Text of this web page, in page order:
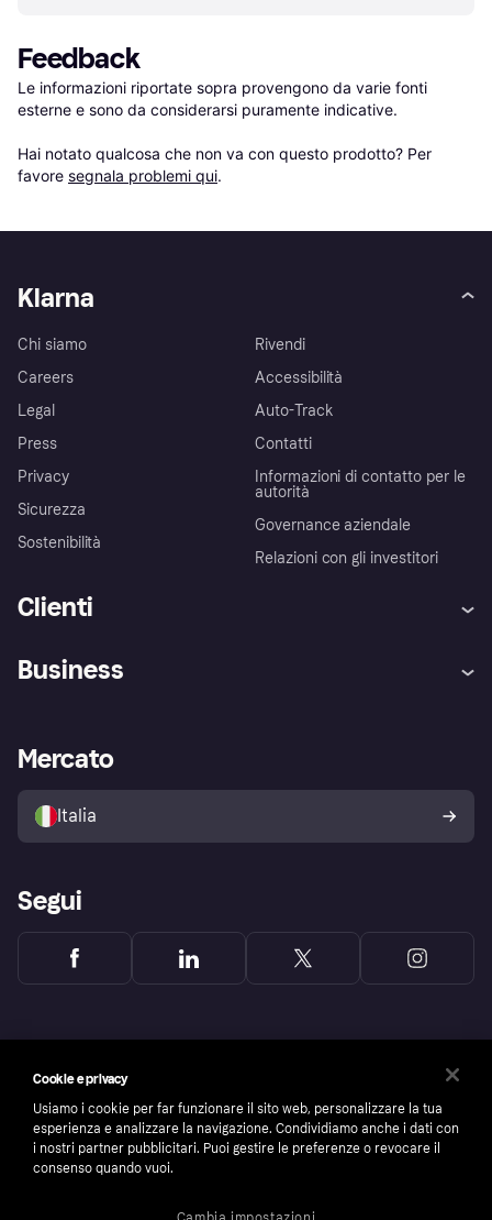
Feedback
Le informazioni riportate sopra provengono da varie fonti
esterne e sono da considerarsi puramente indicative.
Hai notato qualcosa che non va con questo prodotto? Per
favore segnala problemi qui.
Klarna
Chi siamo
Careers
Legal
Press
Privacy
Sicurezza
Sostenibilità
Rivendi
Accessibilità
Auto-Track
Contatti
Informazioni di contatto per le
autorità
Governance aziendale
Relazioni con gli investitori
Clienti
Assistenza
Esplora i negozi
Politica di protezione
dell'acquirente Klarna
Business
Accesso aziende
Mercato
Italia
Segui
Cookie e privacy
Usiamo i cookie per far funzionare il sito web, personalizzare la tua
esperienza e analizzare la navigazione. Condividiamo anche i dati con
i nostri partner pubblicitari. Puoi gestire le preferenze o revocare il
consenso quando vuoi.